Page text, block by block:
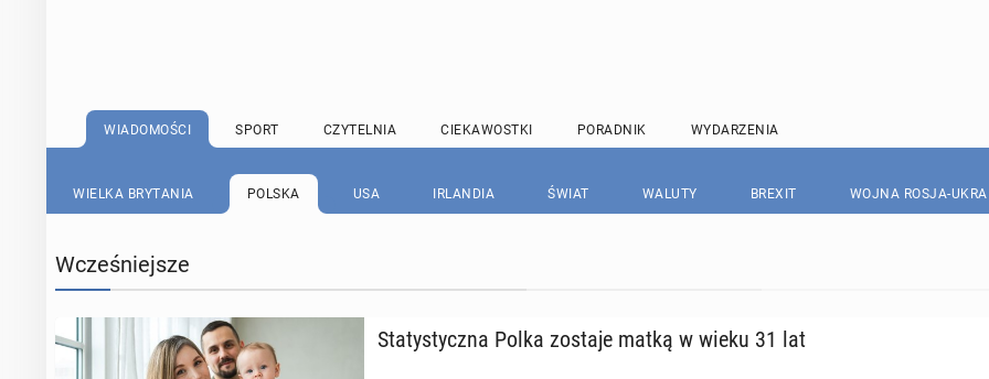
WIADOMOŚCI SPORT CZYTELNIA CIEKAWOSTKI PORADNIK WYDARZENIA
WIELKA BRYTANIA POLSKA USA IRLANDIA ŚWIAT WALUTY BREXIT WOJNA ROSJA-
Wcześniejsze
Sta­ty­stycz­na Polka zostaje matką w wieku 31 lat